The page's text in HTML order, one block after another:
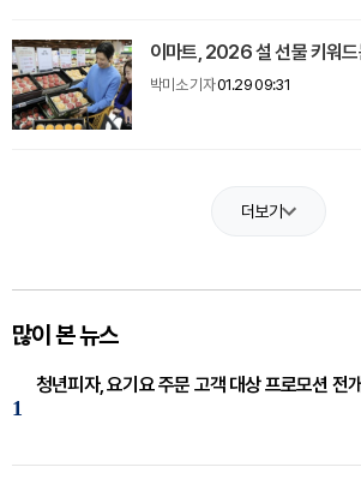
이마트, 2026 설 선물 키워드
박미소 기자01.29 09:31
더보기
많이 본 뉴스
1
청년피자, 요기요 주문 고객 대상 프로모션 전개